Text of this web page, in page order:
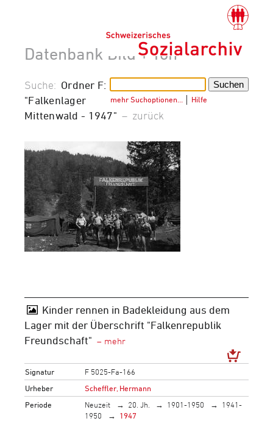
Datenbank Bild + Ton
mehr Suchoptionen… Hilfe
Suche: Ordner F:
"Falkenlager
Mittenwald - 1947" – zurück
Kinder rennen in Badekleidung aus dem
Lager mit der Überschrift "Falkenrepublik
Freundschaft"
Signatur
F 5025-Fa-166
Urheber
Scheffler, Hermann
Periode
Neuzeit 20. Jh. 1901-1950
1941-
1950
1947